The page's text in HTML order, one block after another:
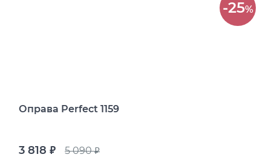
-25%
Оправа Perfect 1159
3 818 руб. 5 090руб.